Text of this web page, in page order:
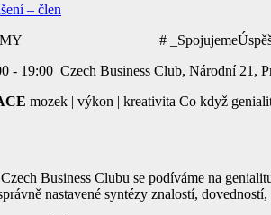
– člen
#
- 19:00 Czech Business Club, Národní 21,
mozek | výkon | kreativita Co když
Business Clubu se podíváme na
nastavené syntézy znalostí,